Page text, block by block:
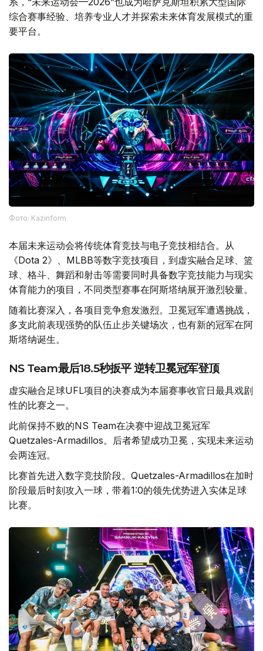
综合赛事经验、培养专业人才并探索未来体育发展模式的重
要平台。
Фото: Kazinform
本届未来运动会将传统体育竞技与电子竞技相结合。从
《Dota 2》、MLBB等数字竞技项目，到虚实融合足球、篮
球、格斗、舞蹈和射击等需要同时具备数字竞技能力与现实
体育能力的项目，不同类型赛事在阿斯塔纳展开激烈较量。
随着比赛深入，各项目竞争愈发激烈。卫冕冠军遭遇挑战，
多支此前表现强势的队伍止步关键场次，也有新的冠军在阿
斯塔纳诞生。
NS Team最后18.5秒扳平 逆转卫冕冠军登顶
虚实融合足球UFL项目的决赛成为本届赛事收官日最具戏剧
性的比赛之一。
此前保持不败的NS Team在决赛中迎战卫冕冠军
Quetzales-Armadillos。后者希望成功卫冕，实现未来运动
会两连冠。
比赛首先进入数字竞技阶段。Quetzales-Armadillos在加时
阶段最后时刻攻入一球，带着1:0的领先优势进入实体足球
比赛。